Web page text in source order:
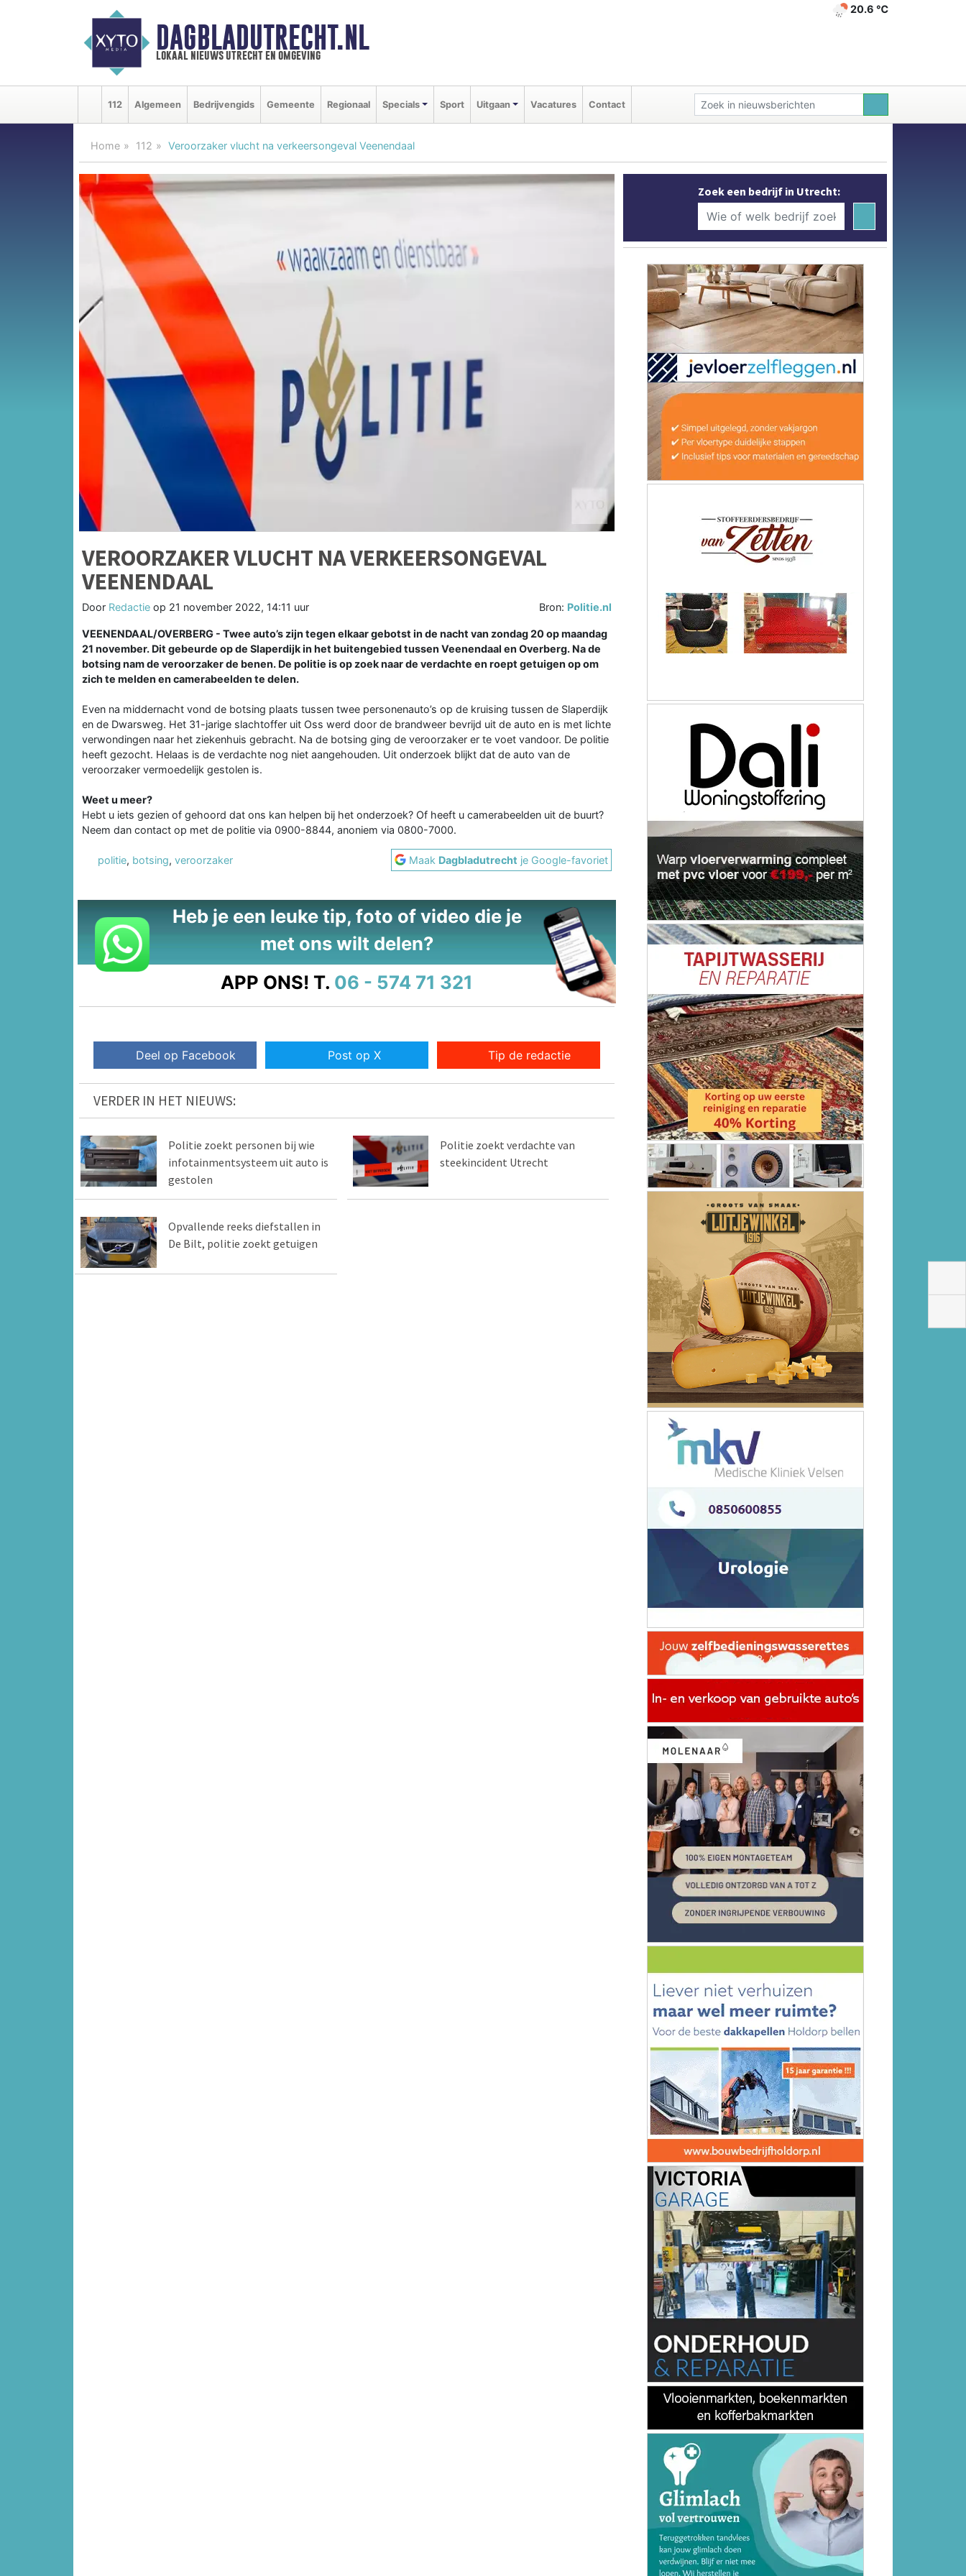
DAGBLADUTRECHT.NL
lokaal nieuws utrecht en omgeving
20.6 ℃
112 Algemeen Bedrijvengids Gemeente Regionaal Specials Sport Uitgaan Vacatures Contact
Home 112 Veroorzaker vlucht na verkeersongeval Veenendaal
VEROORZAKER VLUCHT NA VERKEERSONGEVAL
VEENENDAAL
Door Redactie op 21 november 2022, 14:11 uur Bron: Politie.nl
VEENENDAAL/OVERBERG - Twee auto’s zijn tegen elkaar gebotst in de nacht van zondag 20 op maandag
21 november. Dit gebeurde op de Slaperdijk in het buitengebied tussen Veenendaal en Overberg. Na de
botsing nam de veroorzaker de benen. De politie is op zoek naar de verdachte en roept getuigen op om
zich te melden en camerabeelden te delen.
Even na middernacht vond de botsing plaats tussen twee personenauto’s op de kruising tussen de Slaperdijk
en de Dwarsweg. Het 31-jarige slachtoffer uit Oss werd door de brandweer bevrijd uit de auto en is met lichte
verwondingen naar het ziekenhuis gebracht. Na de botsing ging de veroorzaker er te voet vandoor. De politie
heeft gezocht. Helaas is de verdachte nog niet aangehouden. Uit onderzoek blijkt dat de auto van de
veroorzaker vermoedelijk gestolen is.
Weet u meer?
Hebt u iets gezien of gehoord dat ons kan helpen bij het onderzoek? Of heeft u camerabeelden uit de buurt?
Neem dan contact op met de politie via 0900-8844, anoniem via 0800-7000.
politie, botsing, veroorzaker Maak Dagbladutrecht je Google-favoriet
Heb je een leuke tip, foto of video die je
met ons wilt delen?
APP ONS! T. 06 - 574 71 321
Deel op Facebook Post op X Tip de redactie
VERDER IN HET NIEUWS:
Politie zoekt personen bij wie
infotainmentsysteem uit auto is
gestolen
Politie zoekt verdachte van
steekincident Utrecht
Opvallende reeks diefstallen in
De Bilt, politie zoekt getuigen
Zoek een bedrijf in Utrecht: